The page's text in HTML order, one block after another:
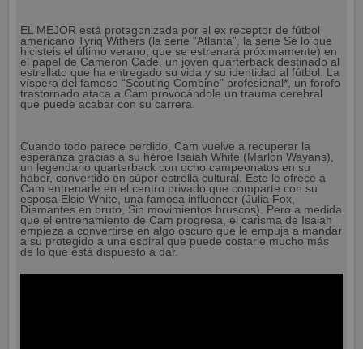
EL MEJOR está protagonizada por el ex receptor de fútbol
americano Tyriq Withers (la serie “Atlanta”, la serie Sé lo que
hicisteis el último verano, que se estrenará próximamente) en
el papel de Cameron Cade, un joven quarterback destinado al
estrellato que ha entregado su vida y su identidad al fútbol. La
víspera del famoso “Scouting Combine” profesional*, un forofo
trastornado ataca a Cam provocándole un trauma cerebral
que puede acabar con su carrera.
Cuando todo parece perdido, Cam vuelve a recuperar la
esperanza gracias a su héroe Isaiah White (Marlon Wayans),
un legendario quarterback con ocho campeonatos en su
haber, convertido en súper estrella cultural. Este le ofrece a
Cam entrenarle en el centro privado que comparte con su
esposa Elsie White, una famosa influencer (Julia Fox,
Diamantes en bruto, Sin movimientos bruscos). Pero a medida
que el entrenamiento de Cam progresa, el carisma de Isaiah
empieza a convertirse en algo oscuro que le empuja a mandar
a su protegido a una espiral que puede costarle mucho más
de lo que está dispuesto a dar.